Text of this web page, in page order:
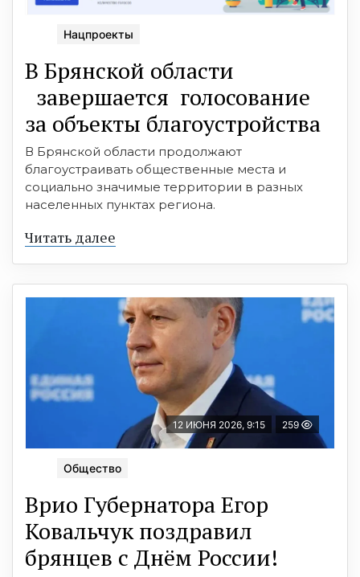
Нацпроекты
В Брянской области
завершается голосование
за объекты благоустройства
В Брянской области продолжают
благоустраивать общественные места и
социально значимые территории в разных
населенных пунктах региона.
Читать далее
12 ИЮНЯ 2026, 9:15 259
Общество
Врио Губернатора Егор
Ковальчук поздравил
брянцев с Днём России!